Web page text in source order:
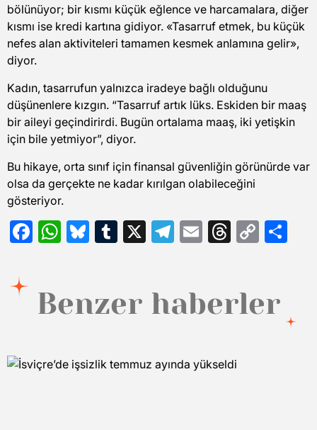
bölünüyor; bir kısmı küçük eğlence ve harcamalara, diğer
kısmı ise kredi kartına gidiyor. «Tasarruf etmek, bu küçük
nefes alan aktiviteleri tamamen kesmek anlamına gelir»,
diyor.
Kadın, tasarrufun yalnızca iradeye bağlı olduğunu
düşünenlere kızgın. “Tasarruf artık lüks. Eskiden bir maaş
bir aileyi geçindirirdi. Bugün ortalama maaş, iki yetişkin
için bile yetmiyor”, diyor.
Bu hikaye, orta sınıf için finansal güvenliğin görünürde var
olsa da gerçekte ne kadar kırılgan olabileceğini
gösteriyor.
Facebook
WhatsApp
Bluesky
Tumblr
X Telegram
EmailThreads
Copy
Benzer haberler